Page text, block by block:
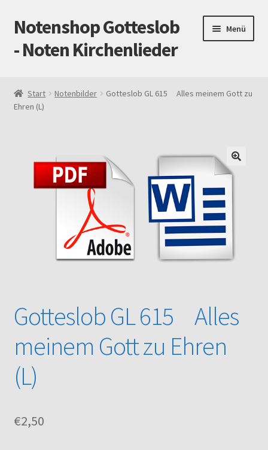
Zur
Navigation
springen
Zum
Inhalt
springen
Notenshop Gotteslob
- Noten Kirchenlieder
Menü
AGB
Cookie-Richtlinie (EU)
Gotteslob alt / neu
Über uns
Versand und Zahlungsbedingungen
Start Notenbilder
Gotteslob GL 615 Alles meinem Gott zu
Ehren (L)
Gotteslob GL 615 Alles
meinem Gott zu Ehren
(L)
€2,50